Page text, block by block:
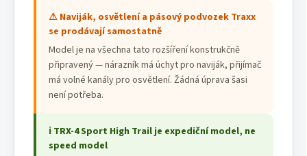
⚠ Naviják, osvětlení a pásový podvozek Traxx
se prodávají samostatně
Model je na všechna tato rozšíření konstrukčně
připravený — nárazník má úchyt pro naviják, přijímač
má volné kanály pro osvětlení. Žádná úprava šasi
není potřeba.
ℹ TRX-4 Sport High Trail je expediční model, ne
speed model